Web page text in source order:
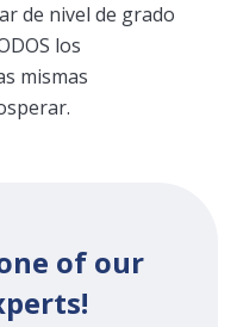
de nivel de grado
los
mismas
of our